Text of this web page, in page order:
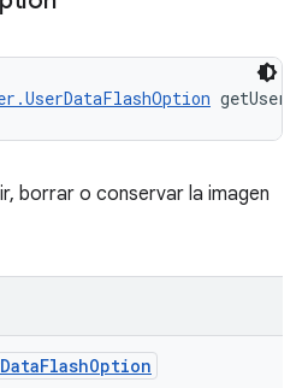
borrar o conservar la imagen
DataFlashOption